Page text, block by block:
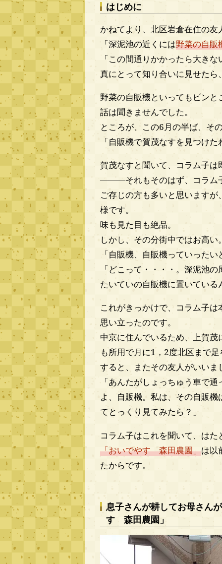
はじめに
かねてより、北区岩倉在住の
「深泥池の近くには野菜の自販
「この間通りかかったら大き
真にとって知り合いに見せた
野菜の自販機といってもピン
話は聞きませんでした。
ところが、この6月の半ば、そ
「自販機で賀茂なすを見つけ
賀茂なすと聞いて、コラム子
―――それもそのはず、コラム
ご存じの方も多いと思います
様です。
味も見た目も絶品。
しかし、その分街中ではお高い
「自販機、自販機っていった
「どこって・・・・。深泥池
たいていの自販機に置いている
これがきっかけで、コラム子
思い立ったのです。
中京に住んでいるため、上賀
も所用で月に1，2度北区まで
すると、またその友人がいいま
「あんたがしょっちゅう車で
よ、自販機。私は、その自販
てとっくり見てみたら？」
コラム子はこれを聞いて、は
「おいでやす 森田農園」は以
たからです。
息子さんが耕してお母さん
す 森田農園」